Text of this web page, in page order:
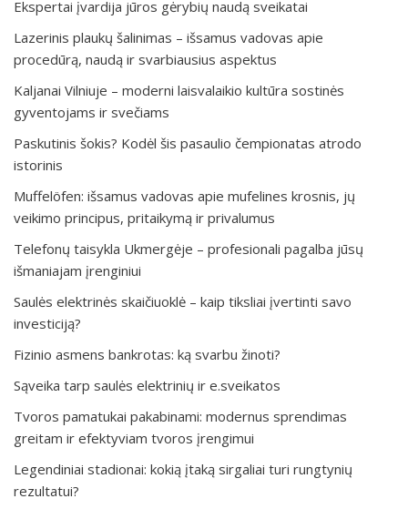
Ekspertai įvardija jūros gėrybių naudą sveikatai
Lazerinis plaukų šalinimas – išsamus vadovas apie
procedūrą, naudą ir svarbiausius aspektus
Kaljanai Vilniuje – moderni laisvalaikio kultūra sostinės
gyventojams ir svečiams
Paskutinis šokis? Kodėl šis pasaulio čempionatas atrodo
istorinis
Muffelöfen: išsamus vadovas apie mufelines krosnis, jų
veikimo principus, pritaikymą ir privalumus
Telefonų taisykla Ukmergėje – profesionali pagalba jūsų
išmaniajam įrenginiui
Saulės elektrinės skaičiuoklė – kaip tiksliai įvertinti savo
investiciją?
Fizinio asmens bankrotas: ką svarbu žinoti?
Sąveika tarp saulės elektrinių ir e.sveikatos
Tvoros pamatukai pakabinami: modernus sprendimas
greitam ir efektyviam tvoros įrengimui
Legendiniai stadionai: kokią įtaką sirgaliai turi rungtynių
rezultatui?